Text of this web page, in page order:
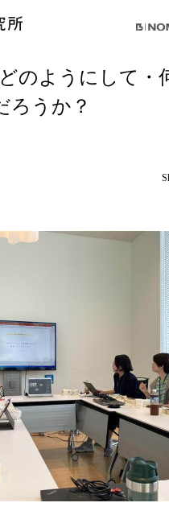
のようにして・
ろうか？